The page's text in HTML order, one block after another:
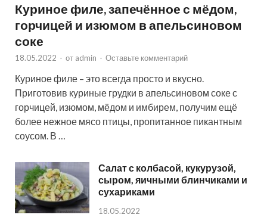
Куриное филе, запечённое с мёдом,
горчицей и изюмом в апельсиновом
соке
18.05.2022 - от admin - Оставьте комментарий
Куриное филе – это всегда просто и вкусно.
Приготовив куриные грудки в апельсиновом соке с
горчицей, изюмом, мёдом и имбирем, получим ещё
более нежное мясо птицы, пропитанное пикантным
соусом. В …
Салат с колбасой, кукурузой,
сыром, яичными блинчиками и
сухариками
18.05.2022